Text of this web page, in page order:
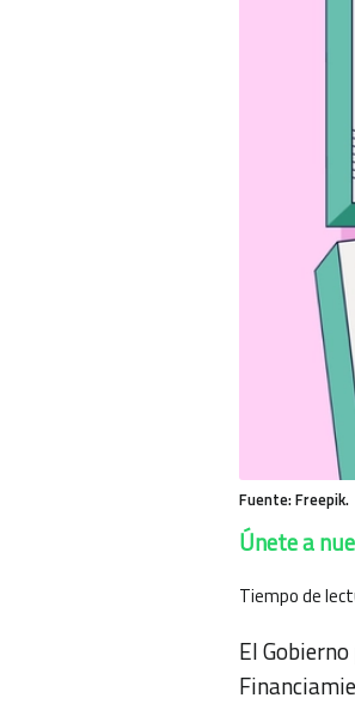
Fuente: Freepik.
Únete a
Tiempo de
El